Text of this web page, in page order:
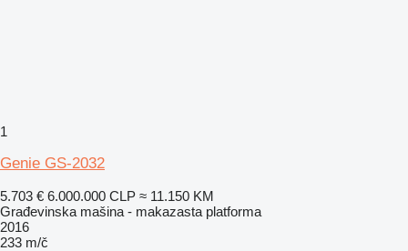
1
Genie GS-2032
5.703 € 6.000.000 CLP ≈ 11.150 KM
Građevinska mašina - makazasta platforma
2016
233 m/č